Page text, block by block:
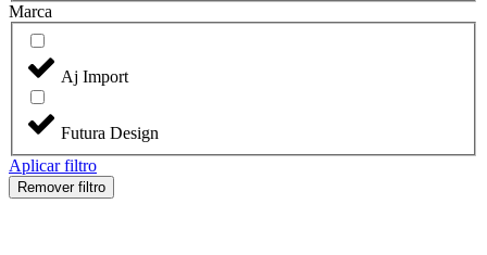
Marca
Aj Import
Futura Design
Aplicar filtro
Remover filtro